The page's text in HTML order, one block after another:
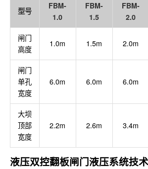
型号
FBM-
1.0
FBM-
1.5
FBM-
2.0
闸门
高度
1.0m 1.5m 2.0m
闸门
单孔
宽度
6.0m 6.0m 6.0m
大坝
顶部
宽度
2.2m 2.6m 3.4m
液压双控翻板闸门液压系统技